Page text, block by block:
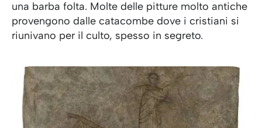
una barba folta. Molte delle pitture molto antiche
provengono dalle catacombe dove i cristiani si
riunivano per il culto, spesso in segreto.